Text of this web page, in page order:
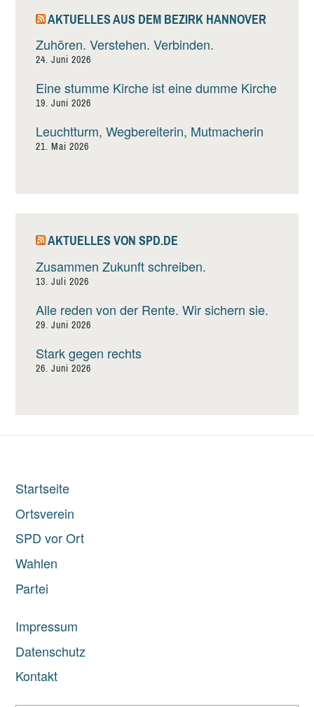
AKTUELLES AUS DEM BEZIRK HANNOVER
Zuhören. Verstehen. Verbinden.
24. Juni 2026
Eine stumme Kirche ist eine dumme Kirche
19. Juni 2026
Leuchtturm, Wegbereiterin, Mutmacherin
21. Mai 2026
AKTUELLES VON SPD.DE
Zusammen Zukunft schreiben.
13. Juli 2026
Alle reden von der Rente. Wir sichern sie.
29. Juni 2026
Stark gegen rechts
26. Juni 2026
Startseite
Ortsverein
SPD vor Ort
Wahlen
Partei
Impressum
Datenschutz
Kontakt